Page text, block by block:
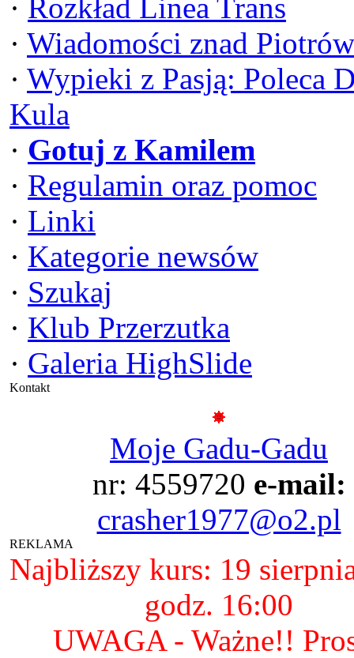
· Rozkład Linea Trans
· Wiadomości znad
· Wypieki z Pasją: Poleca
Kula
· Gotuj z Kamilem
· Regulamin oraz pomoc
· Linki
· Kategorie newsów
· Szukaj
· Klub Przerzutka
· Galeria HighSlide
Kontakt
Moje Gadu-Gadu
nr: 4559720 e-mail:
crasher1977@o2.pl
REKLAMA
Najbliższy kurs: 19
godz. 16:00
UWAGA - Ważne!!